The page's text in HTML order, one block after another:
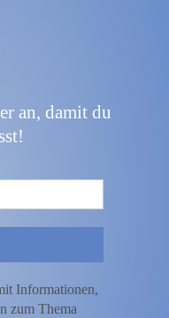
an, damit du
Informationen,
zum Thema